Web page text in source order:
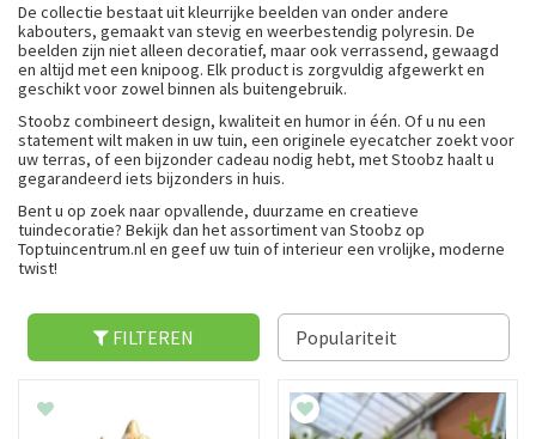
De collectie bestaat uit kleurrijke beelden van onder andere
kabouters, gemaakt van stevig en weerbestendig polyresin. De
beelden zijn niet alleen decoratief, maar ook verrassend, gewaagd
en altijd met een knipoog. Elk product is zorgvuldig afgewerkt en
geschikt voor zowel binnen als buitengebruik.
Stoobz combineert design, kwaliteit en humor in één. Of u nu een
statement wilt maken in uw tuin, een originele eyecatcher zoekt voor
uw terras, of een bijzonder cadeau nodig hebt, met Stoobz haalt u
gegarandeerd iets bijzonders in huis.
Bent u op zoek naar opvallende, duurzame en creatieve
tuindecoratie? Bekijk dan het assortiment van Stoobz op
Toptuincentrum.nl en geef uw tuin of interieur een vrolijke, moderne
twist!
FILTEREN